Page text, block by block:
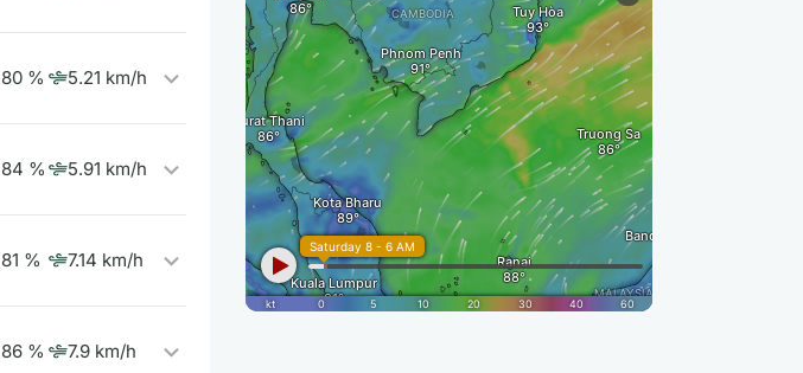
80 % 5.21 km/h
84 % 5.91 km/h
81 % 7.14 km/h
86 % 7.9 km/h